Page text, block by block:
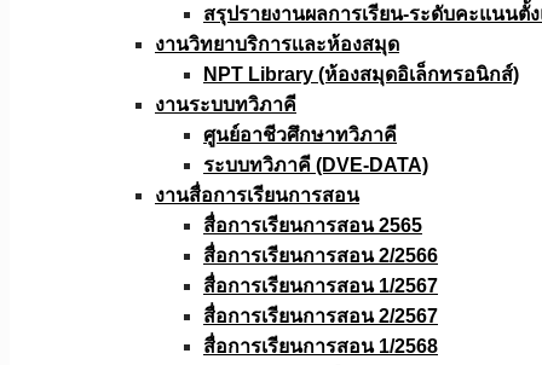
สรุปรายงานผลการเรียน-ระดับคะแนนตั้
งานวิทยาบริการเเละห้องสมุด
NPT Library (ห้องสมุดอิเล็กทรอนิกส์)
งานระบบทวิภาคี
ศูนย์อาชีวศึกษาทวิภาคี
ระบบทวิภาคี (DVE-DATA)
งานสื่อการเรียนการสอน
สื่อการเรียนการสอน 2565
สื่อการเรียนการสอน 2/2566
สื่อการเรียนการสอน 1/2567
สื่อการเรียนการสอน 2/2567
สื่อการเรียนการสอน 1/2568